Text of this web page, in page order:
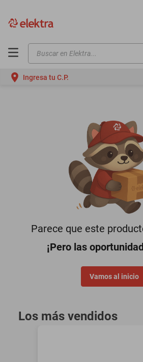
Buscar en Elektra...
Ingresa tu C.P.
Parece que este
¡Pero las
Vamos al inicio
Los más vendidos
motos
motoneta
oppo